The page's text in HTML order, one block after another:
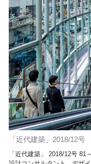
「近代建築」2018/12号
「近代建築」 2018/12号